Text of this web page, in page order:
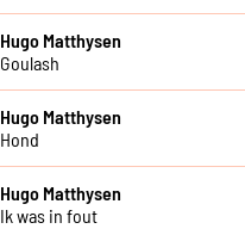
Hugo Matthysen
Goulash
Hugo Matthysen
Hond
Hugo Matthysen
Ik was in fout